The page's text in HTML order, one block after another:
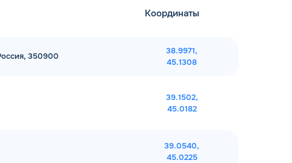
Координаты
350900
38.9971,
45.1308
39.1502,
45.0182
39.0540,
45.0225